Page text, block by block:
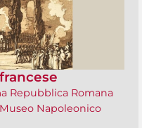
Repubblica Romana
Napoleonico